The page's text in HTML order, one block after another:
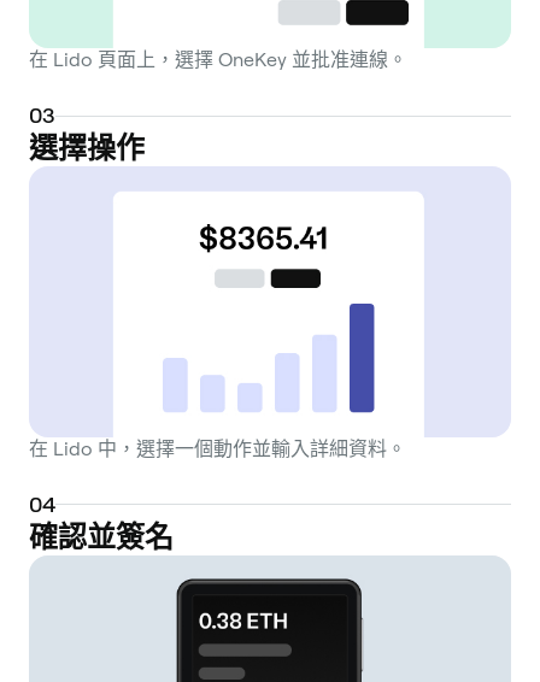
to decentralize the network validation
process. The protocol is governed by the
Organization), where holders of the LDO
token can vote on key decisions, such as
managing node operators and setting
protocol fees. Following the Ethereum
Shapella upgrade, a withdrawal mechanism
was enabled, allowing users to unstake and
redeem their stETH for ETH through the
protocol. Beyond Ethereum, Lido has
extended its liquid staking services to other
PoS networks like Polygon (MATIC) and
Solana (SOL). As with any DeFi protocol,
users should be aware of inherent risks,
potential price deviations between the
liquid staking token and its underlying
在 Lido 頁面上，選擇 OneKey 並批准連線。
03
選擇操作
在 Lido 中，選擇一個動作並輸入詳細資料。
04
確認並簽名